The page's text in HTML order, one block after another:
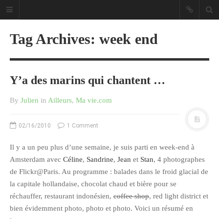
Créa
Culture
Ma Vie.com
Pendant Ce Temps À Véra Cruz
Tag Archives: week end
Y’a des marins qui chantent …
By Julien in Ailleurs, Ma vie.com
02/16/2010 1 Comment
Il y a un peu plus d’une semaine, je suis parti en week-end à
Amsterdam avec Céline, Sandrine, Jean et Stan, 4 photographes
de Flickr@Paris. Au programme : balades dans le froid glacial de
la capitale hollandaise, chocolat chaud et bière pour se
réchauffer, restaurant indonésien, coffee shop, red light district et
bien évidemment photo, photo et photo. Voici un résumé en